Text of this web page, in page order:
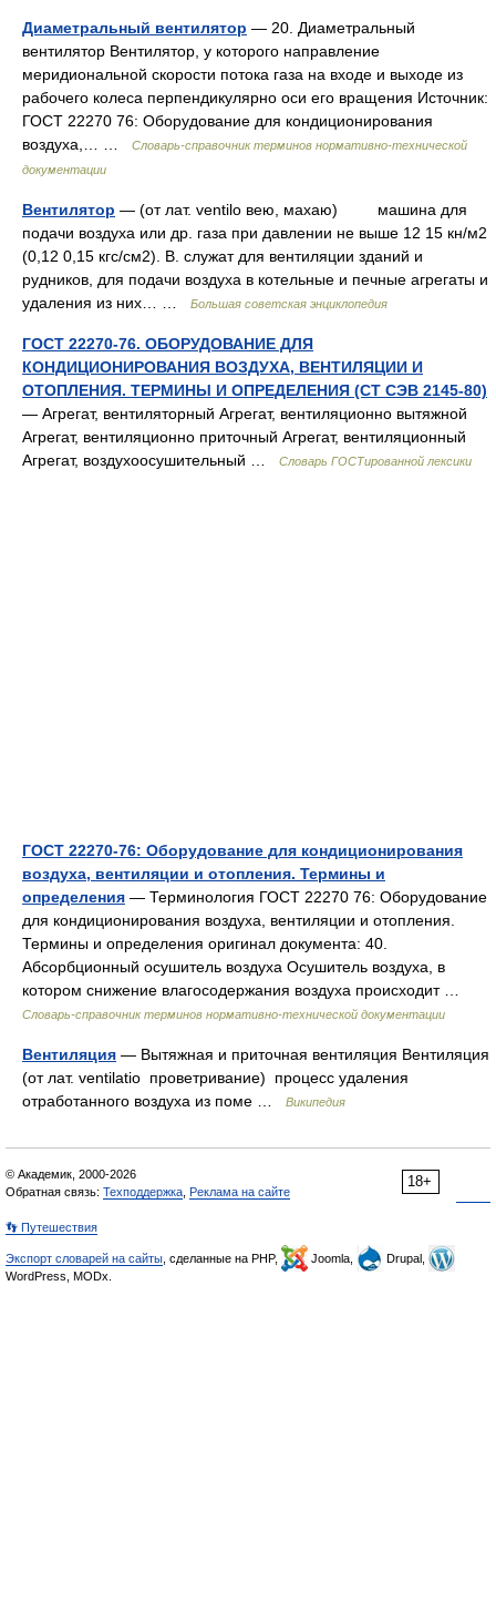
Диаметральный вентилятор — 20. Диаметральный
вентилятор Вентилятор, у которого направление
меридиональной скорости потока газа на входе и выходе из
рабочего колеса перпендикулярно оси его вращения Источник:
ГОСТ 22270 76: Оборудование для кондиционирования
воздуха,… …
Словарь-справочник терминов нормативно-технической
документации
Вентилятор — (от лат. ventilo вею, махаю) машина для
подачи воздуха или др. газа при давлении не выше 12 15 кн/м2
(0,12 0,15 кгс/см2). В. служат для вентиляции зданий и
рудников, для подачи воздуха в котельные и печные агрегаты и
удаления из них… …
Большая советская энциклопедия
ГОСТ 22270-76. ОБОРУДОВАНИЕ ДЛЯ
КОНДИЦИОНИРОВАНИЯ ВОЗДУХА, ВЕНТИЛЯЦИИ И
ОТОПЛЕНИЯ. ТЕРМИНЫ И ОПРЕДЕЛЕНИЯ (СТ СЭВ 2145-80)
— Агрегат, вентиляторный Агрегат, вентиляционно вытяжной
Агрегат, вентиляционно приточный Агрегат, вентиляционный
Агрегат, воздухоосушительный …
Словарь ГОСТированной лексики
ГОСТ 22270-76: Оборудование для кондиционирования
воздуха, вентиляции и отопления. Термины и
определения — Терминология ГОСТ 22270 76: Оборудование
для кондиционирования воздуха, вентиляции и отопления.
Термины и определения оригинал документа: 40.
Абсорбционный осушитель воздуха Осушитель воздуха, в
котором снижение влагосодержания воздуха происходит …
Словарь-справочник терминов нормативно-технической документации
Вентиляция — Вытяжная и приточная вентиляция Вентиляция
(от лат. ventilatio проветривание) процесс удаления
отработанного воздуха из поме …
Википедия
18+
© Академик, 2000-2026
Обратная связь: Техподдержка Реклама на сайте
👣 Путешествия
Экспорт словарей на сайты , сделанные на PHP, Joomla,
Drupal,
WordPress, MODx.